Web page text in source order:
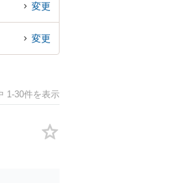
変更
変更
1-30件を表示